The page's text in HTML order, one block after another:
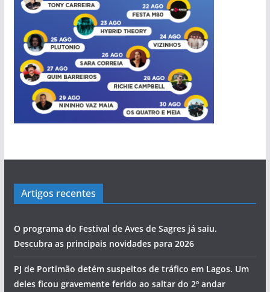
Artigos recentes
O programa do Festival de Aves de Sagres já saiu.
Descubra as principais novidades para 2026
PJ de Portimão detém suspeitos de tráfico em Lagos. Um
deles ficou gravemente ferido ao saltar do 2º andar